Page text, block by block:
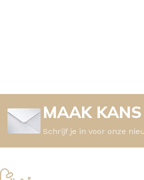
MAAK
Schrijf je in voor onze